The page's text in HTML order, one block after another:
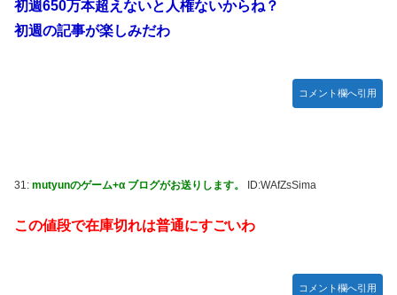
初週650万本超えないと人権ないからね？
初週の記事が楽しみだわ
コメント欄へ引用
31: mutyunのゲーム+α ブログがお送りします。 ID:WAfZsSima
この値段で在庫切れは普通にすごいわ
コメント欄へ引用